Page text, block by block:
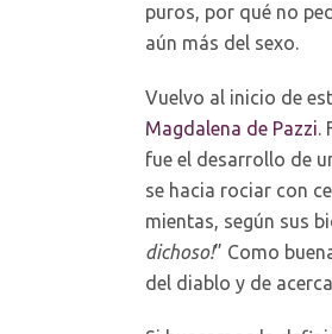
puros, por qué no
aún más del sexo.
Vuelvo al inicio de
Magdalena de Pazzi.
fue el desarrollo de
se hacia rociar con
mientas, según sus
dichoso!” Como
del diablo y de